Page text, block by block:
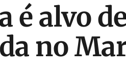
é alvo
no